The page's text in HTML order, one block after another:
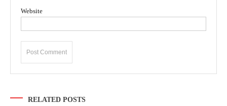
Website
RELATED POSTS